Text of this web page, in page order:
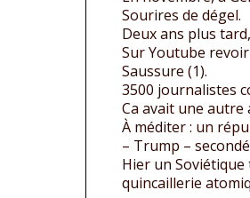
Sourires de dégel.
Deux ans plus
Sur Youtube revoir
Saussure (1).
3500 journalistes
Ca avait une autre
À méditer : un
– Trump –
Hier un
quincaillerie